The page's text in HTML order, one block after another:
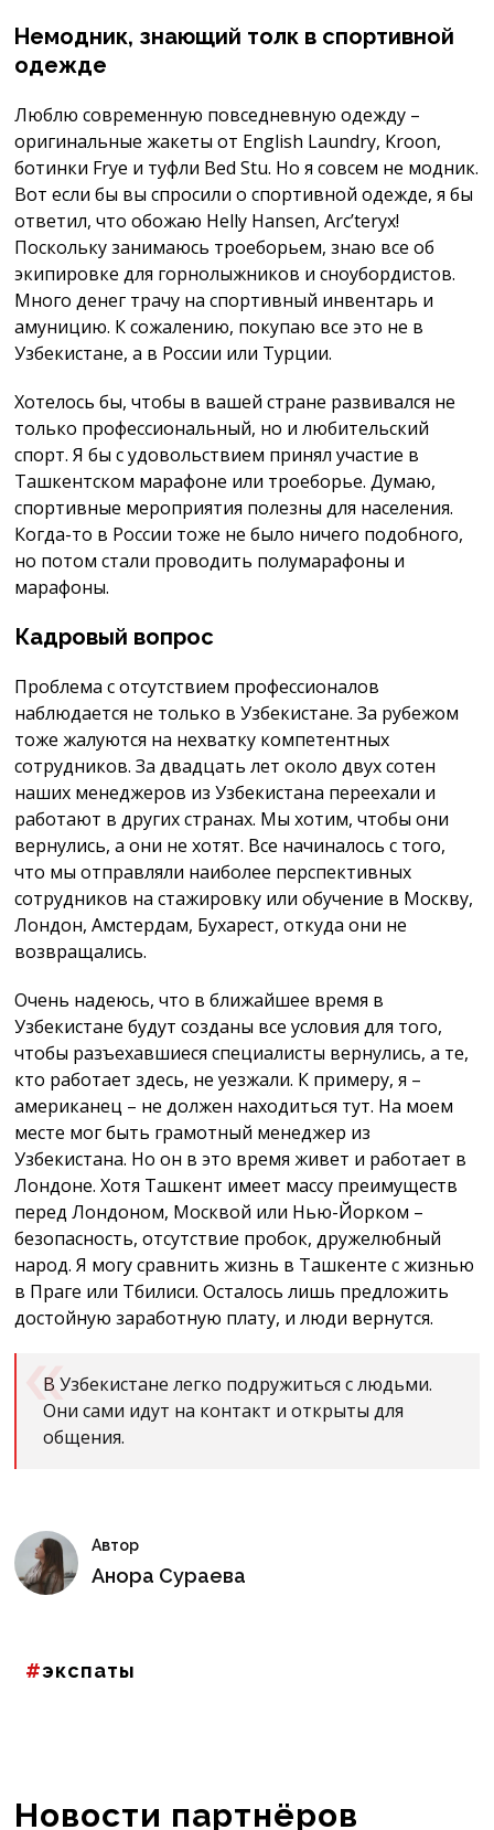
Немодник, знающий толк в спортивной
одежде
Люблю современную повседневную одежду –
оригинальные жакеты от English Laundry, Kroon,
ботинки Frye и туфли Bed Stu. Но я совсем не модник.
Вот если бы вы спросили о спортивной одежде, я бы
ответил, что обожаю Helly Hansen, Arc’teryx!
Поскольку занимаюсь троеборьем, знаю все об
экипировке для горнолыжников и сноубордистов.
Много денег трачу на спортивный инвентарь и
амуницию. К сожалению, покупаю все это не в
Узбекистане, а в России или Турции.
Хотелось бы, чтобы в вашей стране развивался не
только профессиональный, но и любительский
спорт. Я бы с удовольствием принял участие в
Ташкентском марафоне или троеборье. Думаю,
спортивные мероприятия полезны для населения.
Когда-то в России тоже не было ничего подобного,
но потом стали проводить полумарафоны и
марафоны.
Кадровый вопрос
Проблема с отсутствием профессионалов
наблюдается не только в Узбекистане. За рубежом
тоже жалуются на нехватку компетентных
сотрудников. За двадцать лет около двух сотен
наших менеджеров из Узбекистана переехали и
работают в других странах. Мы хотим, чтобы они
вернулись, а они не хотят. Все начиналось с того,
что мы отправляли наиболее перспективных
сотрудников на стажировку или обучение в Москву,
Лондон, Амстердам, Бухарест, откуда они не
возвращались.
Очень надеюсь, что в ближайшее время в
Узбекистане будут созданы все условия для того,
чтобы разъехавшиеся специалисты вернулись, а те,
кто работает здесь, не уезжали. К примеру, я –
американец – не должен находиться тут. На моем
месте мог быть грамотный менеджер из
Узбекистана. Но он в это время живет и работает в
Лондоне. Хотя Ташкент имеет массу преимуществ
перед Лондоном, Москвой или Нью-Йорком –
безопасность, отсутствие пробок, дружелюбный
народ. Я могу сравнить жизнь в Ташкенте с жизнью
в Праге или Тбилиси. Осталось лишь предложить
достойную заработную плату, и люди вернутся.
В Узбекистане легко подружиться с людьми.
Они сами идут на контакт и открыты для
общения.
Автор
Анора Сураева
экспаты
Новости партнёров